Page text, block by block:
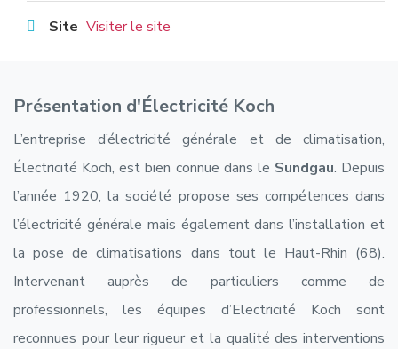
Site Visiter le site
Présentation d'Électricité Koch
L’entreprise d’électricité générale et de climatisation,
Électricité Koch, est bien connue dans le Sundgau. Depuis
l’année 1920, la société propose ses compétences dans
l’électricité générale mais également dans l’installation et
la pose de climatisations dans tout le Haut-Rhin (68).
Intervenant auprès de particuliers comme de
professionnels, les équipes d’Electricité Koch sont
reconnues pour leur rigueur et la qualité des interventions